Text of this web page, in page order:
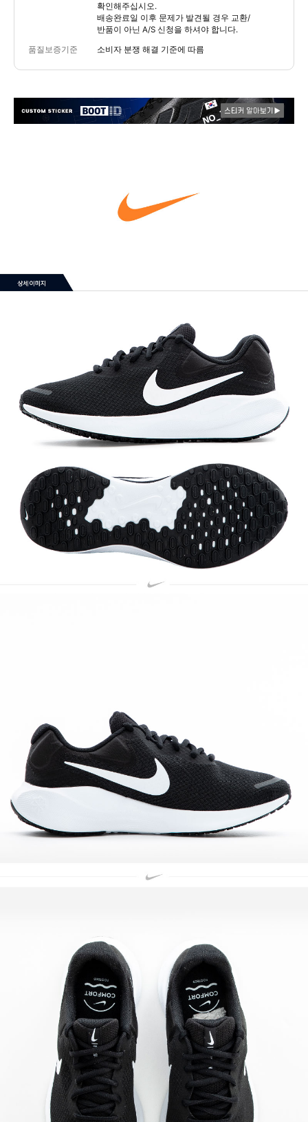
확인해주십시오.
배송완료일 이후 문제가 발견될 경우 교환/
반품이 아닌 A/S 신청을 하셔야 합니다.
품질보증기준 소비자 분쟁 해결 기준에 따름